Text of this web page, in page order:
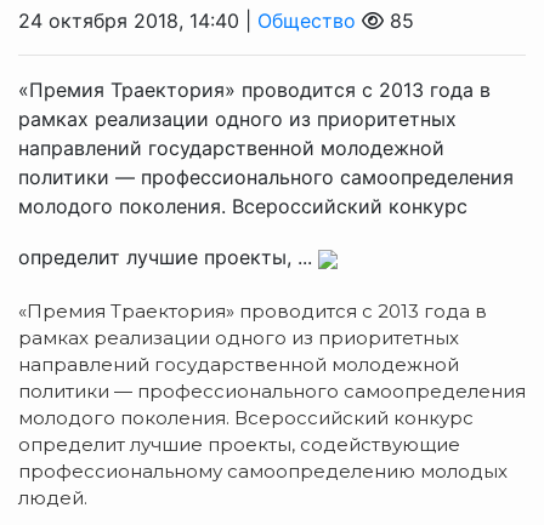
24 октября 2018, 14:40 | Общество 85
«Премия Траектория» проводится с 2013 года в
рамках реализации одного из приоритетных
направлений государственной молодежной
политики — профессионального самоопределения
молодого поколения. Всероссийский конкурс
определит лучшие проекты, ...
«Премия Траектория» проводится с 2013 года в
рамках реализации одного из приоритетных
направлений государственной молодежной
политики — профессионального самоопределения
молодого поколения. Всероссийский конкурс
определит лучшие проекты, содействующие
профессиональному самоопределению молодых
людей.